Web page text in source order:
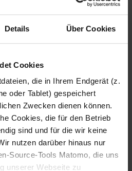
Details Über Cookies
Cookies
die in Ihrem Endgerät (z.
oder Tablet) gespeichert
Zwecken dienen können.
Cookies, die für den Betrieb
sind und für die wir keine
nutzen darüber hinaus nur
Source-Tools Matomo, die uns
unserer Webseite zu
Fotografo: Lorenz
Sternbach
Download